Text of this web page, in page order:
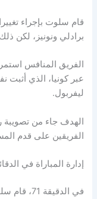
قام سلوت بإجراء
برادلي ونونيز، لكن
الفريق المنافس
عبر كونيا، الذي أثبت
ليفربول.
الهدف جاء من تصويبة
الفريقين على قدم
إدارة المباراة في
في